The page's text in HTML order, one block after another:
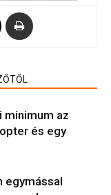
minimum az
és egy
egymással